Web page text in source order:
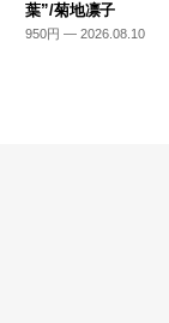
葉”/菊地凛子
950円 — 2026.08.10